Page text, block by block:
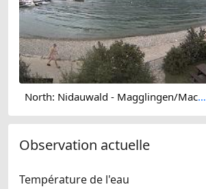
North: Nidauwald - Magglingen/Macolin - Lake Biel
Observation actuelle
Température de l'eau